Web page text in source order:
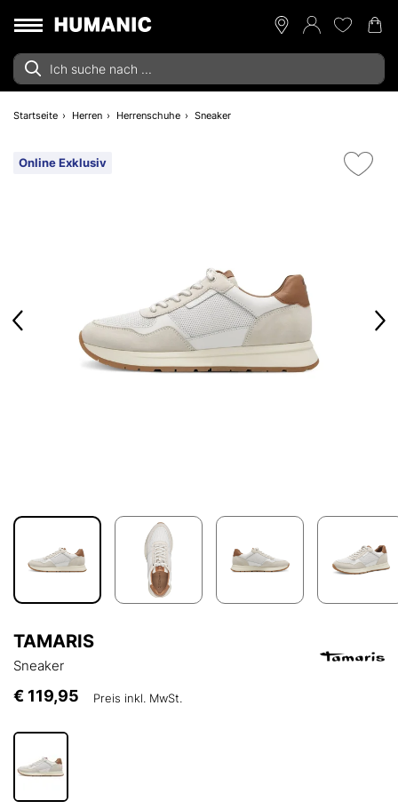
Startseite Herren Herrenschuhe Sneaker
Online Exklusiv
TAMARIS
Sneaker
€ 119,95 Preis inkl. MwSt.